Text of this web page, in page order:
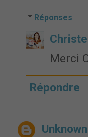
Réponses
Merci
Répondre
Unknown